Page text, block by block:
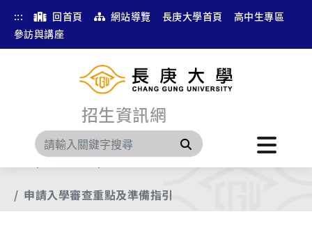
::: 回首頁 網站導覽 長庚大學首頁
高中生專區
參訪與講座
招生資訊網
搜尋
分眾瀏覽
學士班
申請入學審查重點及準備指引